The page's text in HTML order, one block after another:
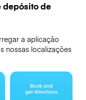
depósito de
a aplicação
nossas localizações